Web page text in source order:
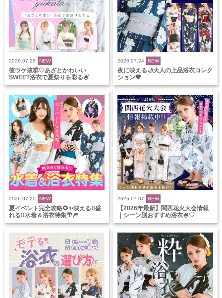
2026.07.28 NEW
彼ウケ抜群♡あざとかわいい
SWEET浴衣で夏祭りを彩る🍧
2026.07.24 NEW
夜に映える🌙大人の上品浴衣コレク
ション🖤
2026.07.20 NEW
夏イベント完全攻略🌻✨映える!!盛
れる!!水着＆浴衣特集🌴🎆
2026.07.07 NEW
【2026年最新】関西花火大会情報
｜シーン別おすすめ浴衣🍧♡